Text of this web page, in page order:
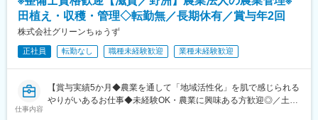
職員同士で飲み会を行ったりもするほど雰囲気の良い職場です。
また、理事長も共に現場で働いていますので、意見が言いやすい
のも特徴です。
■給与や昇給について：
売上、利益、年間の決済をすべて公開していますので、目指すと
ころが明確になり、一人ひとりのモチベーションUPに繋がるほ
か、いま何を頑張っているかが数字で見えるため、次はどんなこ
て内容を記載の上、出荷していきます。
■組織形態：商品販売には営業８名、事務5名が活躍中です
特殊な時間勤務の為、お昼から自由に動けます（残業ほぼな
し！）
商品販売がより円滑に進むように尽力頂きます。業務を通じて魚
介類の目利き力蓄積頂き信頼のおける営業としてスキルアップ頂
田植え・収穫・管理◇転勤無／長期休有／賞与年2回
株式会社グリーンちゅうず
正社員 転勤なし 職種未経験歓迎 業種未経験歓迎
仕事内容
【賞与実績5か月◆農業を通して「地域活性化」を肌で感じられる
やりがいあるお仕事◆未経験OK・農業に興味ある方歓迎◎／土日